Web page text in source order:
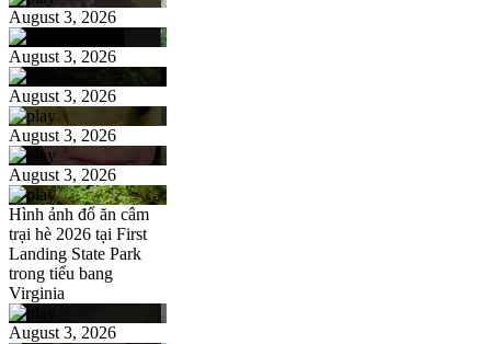
August 3, 2026
August 3, 2026
August 3, 2026
August 3, 2026
August 3, 2026
Hình ảnh đổ ăn câm
trại hè 2026 tại First
Landing State Park
trong tiểu bang
Virginia
August 3, 2026